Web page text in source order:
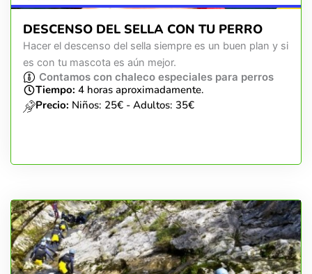
DESCENSO DEL SELLA CON TU PERRO
Hacer el descenso del sella siempre es un buen plan y si
es con tu mascota es aún mejor.
Contamos con chaleco especiales para perros
Tiempo: 4 horas aproximadamente.
Precio: Niños: 25€ - Adultos: 35€